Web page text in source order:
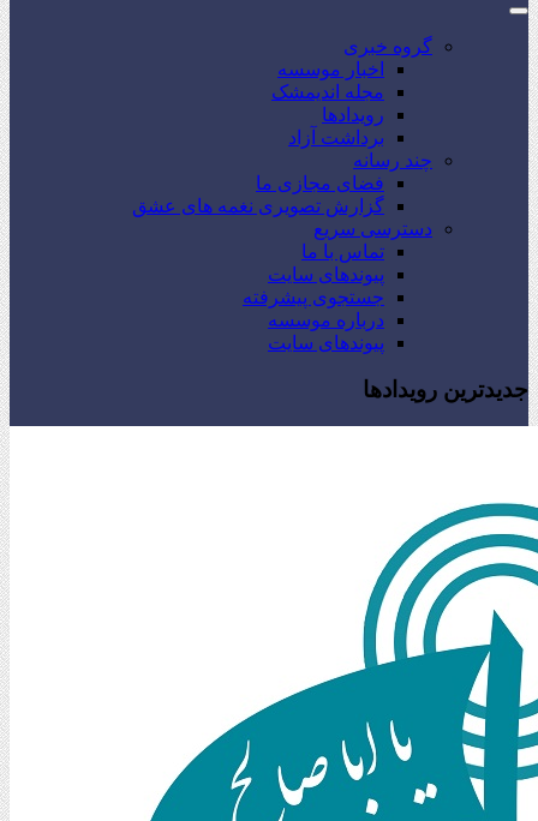
گروه خبری
اخبار موسسه
مجله اندیمشک
رویدادها
برداشت آزاد
چند رسانه
فضای مجازی ما
گزارش تصویری نغمه های عشق
دسترسی سریع
تماس با ما
پیوندهای سایت
جستجوی پیشرفته
درباره موسسه
پیوندهای سایت
جدیدترین رویدادها